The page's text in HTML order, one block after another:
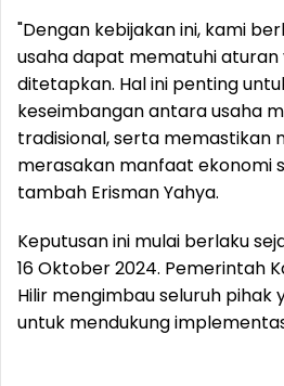
"Dengan kebijakan ini, kami
usaha dapat mematuhi
ditetapkan. Hal ini penting
keseimbangan antara usaha
tradisional, serta memastikan
merasakan manfaat ekonomi
tambah Erisman Yahya.
Keputusan ini mulai berlaku
16 Oktober 2024. Pemerintah
Hilir mengimbau seluruh
untuk mendukung